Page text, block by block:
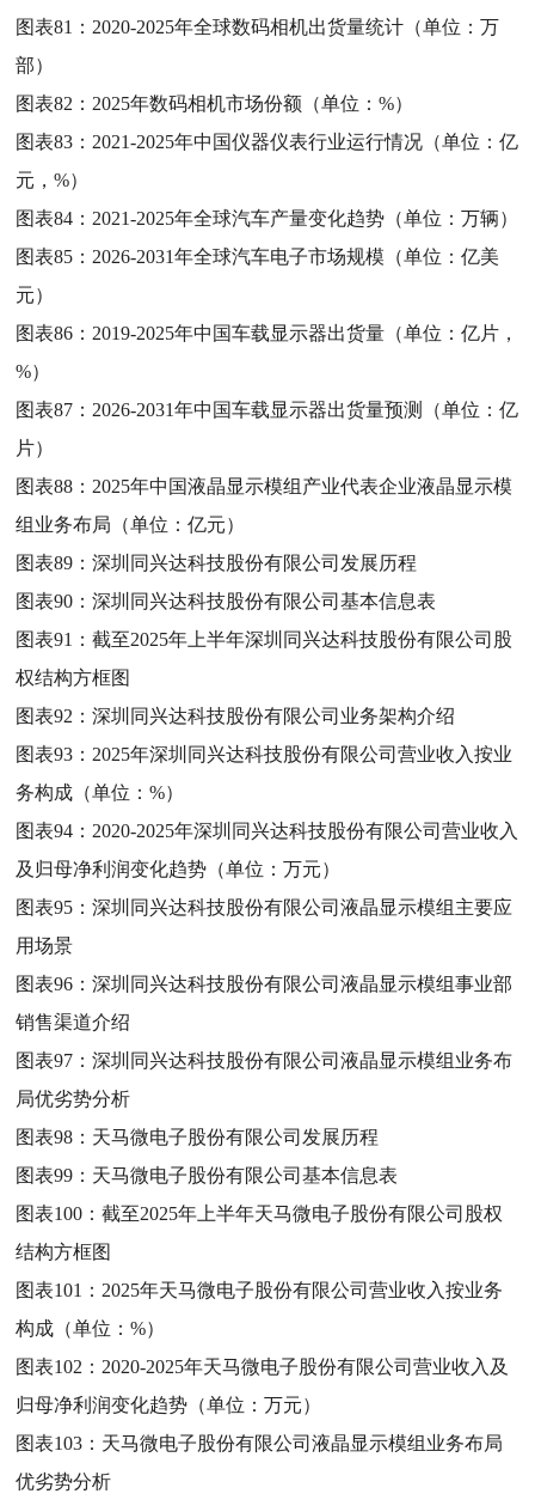
图表81： 2020-2025年全球数码相机出货量统计（单位：万
部）
图表82： 2025年数码相机市场份额（单位：%）
图表83： 2021-2025年中国仪器仪表行业运行情况（单位：亿
元，%）
图表84： 2021-2025年全球汽车产量变化趋势（单位：万辆）
图表85： 2026-2031年全球汽车电子市场规模（单位：亿美
元）
图表86： 2019-2025年中国车载显示器出货量（单位：亿片，
%）
图表87： 2026-2031年中国车载显示器出货量预测（单位：亿
片）
图表88： 2025年中国液晶显示模组产业代表企业液晶显示模
组业务布局（单位：亿元）
图表89：深圳同兴达科技股份有限公司发展历程
图表90：深圳同兴达科技股份有限公司基本信息表
图表91：截至2025年上半年深圳同兴达科技股份有限公司股
权结构方框图
图表92：深圳同兴达科技股份有限公司业务架构介绍
图表93： 2025年深圳同兴达科技股份有限公司营业收入按业
务构成（单位：%）
图表94： 2020-2025年深圳同兴达科技股份有限公司营业收入
及归母净利润变化趋势（单位：万元）
图表95：深圳同兴达科技股份有限公司液晶显示模组主要应
用场景
图表96：深圳同兴达科技股份有限公司液晶显示模组事业部
销售渠道介绍
图表97：深圳同兴达科技股份有限公司液晶显示模组业务布
局优劣势分析
图表98： 天马微电子股份有限公司发展历程
图表99： 天马微电子股份有限公司基本信息表
图表100：截至2025年上半年天马微电子股份有限公司股权
结构方框图
图表101： 2025年天马微电子股份有限公司营业收入按业务
构成（单位：%）
图表102： 2020-2025年天马微电子股份有限公司营业收入及
归母净利润变化趋势（单位：万元）
图表103： 天马微电子股份有限公司液晶显示模组业务布局
优劣势分析